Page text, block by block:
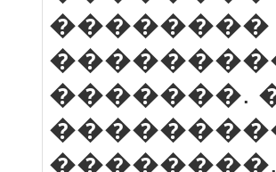
��������
�������.